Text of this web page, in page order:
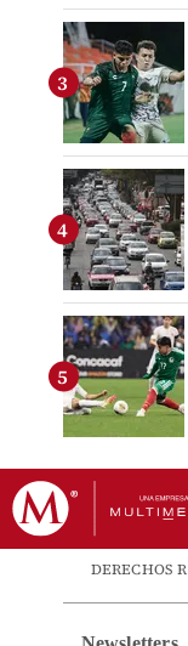
DERECHOS